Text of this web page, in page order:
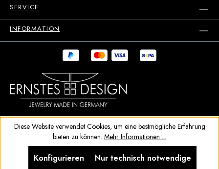
SERVICE
INFORMATION
Diese Website verwendet Cookies, um eine bestmögliche Erfahrung
bieten zu können. Mehr Informationen ...
Nur technisch notwendige
Konfigurieren